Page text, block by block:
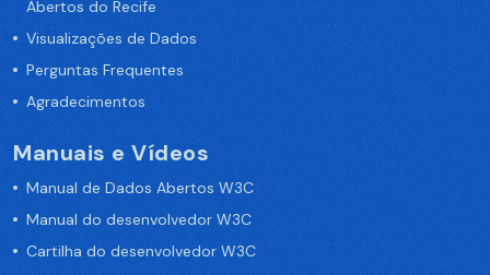
Abertos do Recife
Visualizações de Dados
Perguntas Frequentes
Agradecimentos
Manuais e Vídeos
Manual de Dados Abertos W3C
Manual do desenvolvedor W3C
Cartilha do desenvolvedor W3C